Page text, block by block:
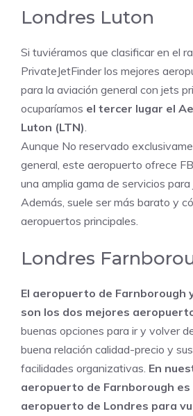
Londres Luton
Si tuviéramos que clasificar en el
PrivateJetFinder los mejores
para la aviación general con jets
ocuparíamos el tercer lugar el
Luton (LTN)
Aunque No reservado
general, este aeropuerto ofrece
una amplia gama de servicios para
Además, suele ser más barato y
aeropuertos principales.
Londres
El aeropuerto de Farnborough
son los dos mejores
buenas opciones para ir y volver
buena relación calidad-precio y
facilidades organizativas. En
aeropuerto de Farnborough es
aeropuerto de Londres para